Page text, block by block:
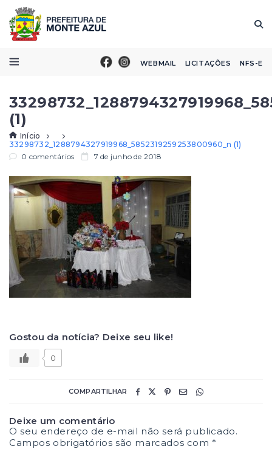
WEBMAIL LICITAÇÕES NFS-E
(1)
Início
33298732_1288794327919968_5852319259253800960_n (1)
0 comentários
7 de junho de 2018
Gostou da notícia? Deixe seu like!
0
COMPARTILHAR
Deixe um comentário
O seu endereço de e-mail não será publicado.
Campos obrigatórios são marcados com*